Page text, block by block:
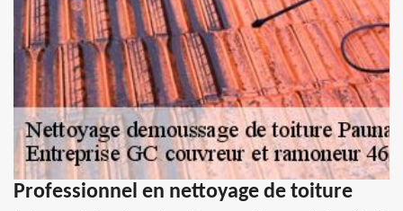
Professionnel en nettoyage de toiture